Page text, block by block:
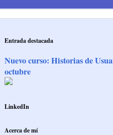
Entrada destacada
Nuevo curso: Historias de
octubre
LinkedIn
Acerca de mí